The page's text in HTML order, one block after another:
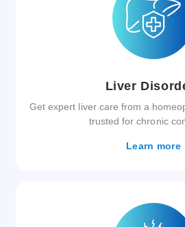
Liver
Get expert liver care from a
trusted for chronic
Learn more